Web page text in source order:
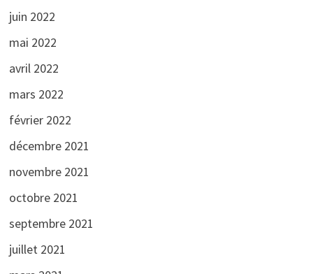
juin 2022
mai 2022
avril 2022
mars 2022
février 2022
décembre 2021
novembre 2021
octobre 2021
septembre 2021
juillet 2021